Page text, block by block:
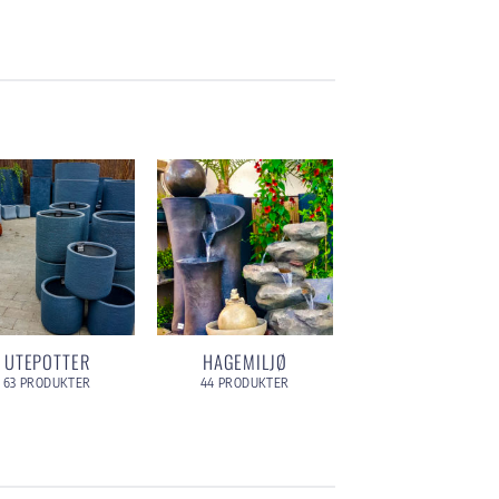
UTEPOTTER
63 PRODUKTER
HAGEMILJØ
44 PRODUKTER